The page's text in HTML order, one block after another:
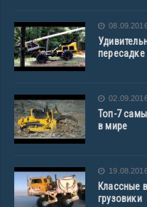
Топ-7
в мире
Классные
грузовики